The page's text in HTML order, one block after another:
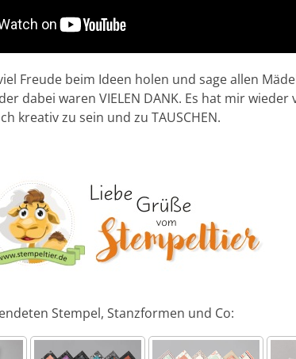
Freude beim Ideen holen und sage allen
dabei waren VIELEN DANK. Es hat mir wieder
kreativ zu sein und zu TAUSCHEN.
Stempel, Stanzformen und Co: